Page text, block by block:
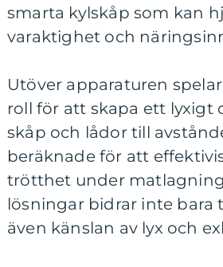
smarta kylskåp som kan
varaktighet och
Utöver apparaturen
roll för att skapa ett lyxigt
skåp och lådor till
beräknade för att
trötthet under
lösningar bidrar inte
även känslan av lyx och